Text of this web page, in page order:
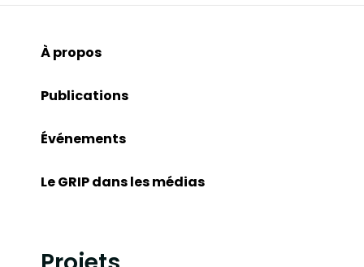
À propos
Publications
Événements
Le GRIP dans les médias